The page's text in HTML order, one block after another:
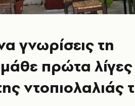
γνωρίσεις τη
πρώτα λίγες
ντοπιολαλιάς